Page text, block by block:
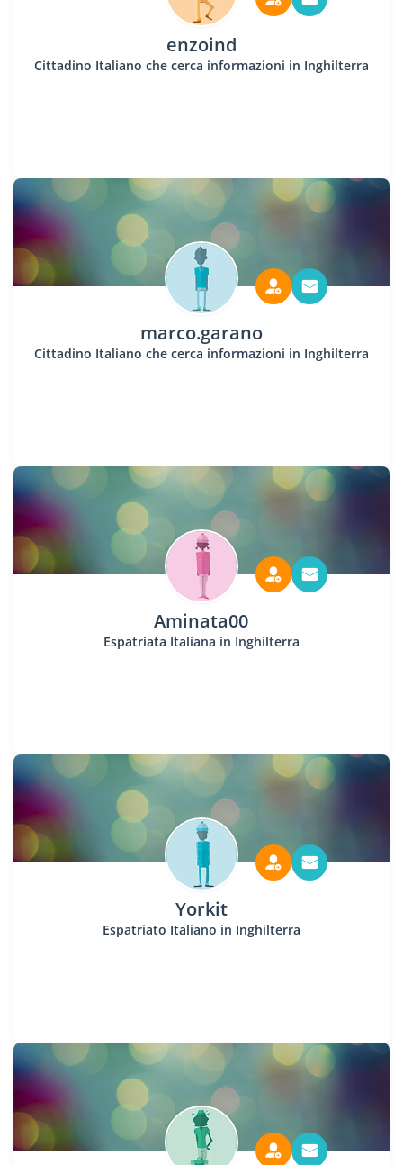
enzoind
Cittadino Italiano che cerca informazioni in Inghilterra
marco.garano
Cittadino Italiano che cerca informazioni in Inghilterra
Aminata00
Espatriata Italiana in Inghilterra
Yorkit
Espatriato Italiano in Inghilterra